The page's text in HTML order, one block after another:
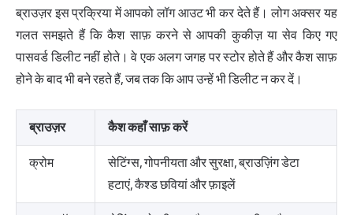
ब्राउज़र इस प्रक्रिया में आपको लॉग आउट भी कर देते हैं। लोग अक्सर यह
गलत समझते हैं कि कैश साफ़ करने से आपकी कुकीज़ या सेव किए गए
पासवर्ड डिलीट नहीं होते। वे एक अलग जगह पर स्टोर होते हैं और कैश साफ़
होने के बाद भी बने रहते हैं, जब तक कि आप उन्हें भी डिलीट न कर दें।
ब्राउज़र कैश कहाँ साफ़ करें
क्रोम
सेटिंग्स, गोपनीयता और सुरक्षा, ब्राउज़िंग डेटा
हटाएं, कैश्ड छवियां और फ़ाइलें